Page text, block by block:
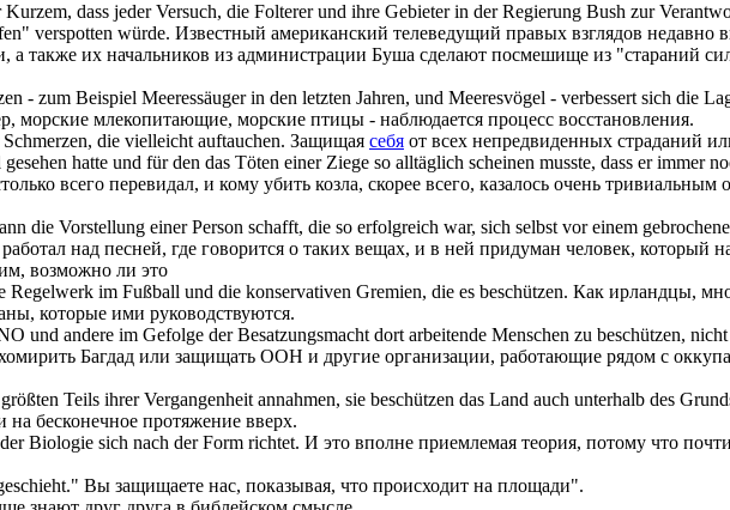
dass jeder Versuch, die Folterer und ihre Gebieter in der Regierung Bush zur
verspotten würde. Известный американский телеведущий правых взглядов
а также их начальников из администрации Буша сделают посмешище из "стараний
- zum Beispiel Meeressäuger in den letzten Jahren, und Meeresvögel - verbessert sich die
морские млекопитающие, морские птицы - наблюдается процесс восстановления.
die vielleicht auftauchen. Защищая себя от всех непредвиденных страданий
hatte und für den das Töten einer Ziege so alltäglich scheinen musste, dass er immer
всего перевидал, и кому убить козла, скорее всего, казалось очень
die Vorstellung einer Person schafft, die so erfolgreich war, sich selbst vor einem
над песней, где говорится о таких вещах, и в ней придуман человек, который
возможно ли это
Regelwerk im Fußball und die konservativen Gremien, die es beschützen. Как ирландцы,
которые ими руководствуются.
und andere im Gefolge der Besatzungsmacht dort arbeitende Menschen zu beschützen,
Багдад или защищать ООН и другие организации, работающие рядом с
Teils ihrer Vergangenheit annahmen, sie beschützen das Land auch unterhalb des
бесконечное протяжение вверх.
Biologie sich nach der Form richtet. И это вполне приемлемая теория, потому что
Вы защищаете нас, показывая, что происходит на площади".